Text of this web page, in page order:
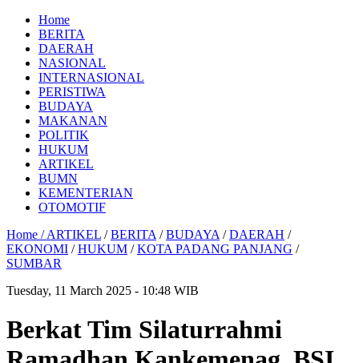
Home
BERITA
DAERAH
NASIONAL
INTERNASIONAL
PERISTIWA
BUDAYA
MAKANAN
POLITIK
HUKUM
ARTIKEL
BUMN
KEMENTERIAN
OTOMOTIF
Home /ARTIKEL /BERITA /BUDAYA /DAERAH /
EKONOMI /HUKUM /KOTA PADANG PANJANG /
SUMBAR
Tuesday, 11 March 2025 - 10:48 WIB
Berkat Tim Silaturrahmi